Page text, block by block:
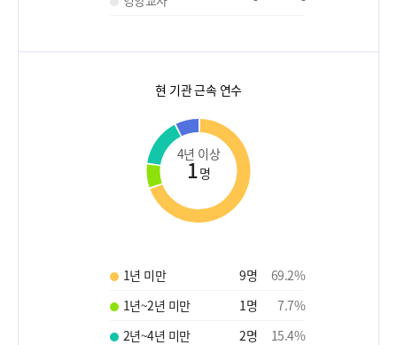
현 기관 근속 연수
4년 이상
1명
1년 미만 9명 69.2%
1년~2년 미만
1명 7.7%
2년~4년 미만
2명 15.4%